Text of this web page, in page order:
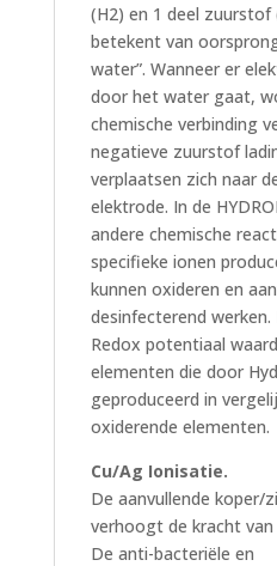
(H2) en 1 deel zuurstof
betekent van
water”. Wanneer er
door het water gaat,
chemische verbinding
negatieve zuurstof
verplaatsen zich naar
elektrode. In de
andere chemische
specifieke ionen
kunnen oxideren en
desinfecterend
Redox potentiaal
elementen die door
geproduceerd in
oxiderende elementen.
Cu/Ag Ionisatie.
De aanvullende koper/
verhoogt de kracht
De anti-bacteriële en